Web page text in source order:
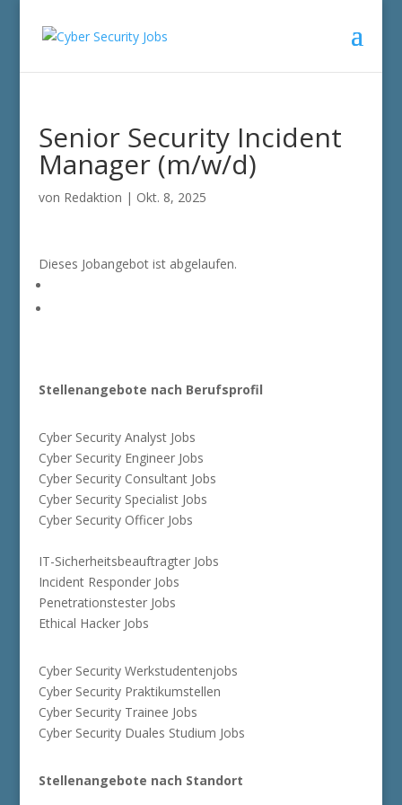
Senior Security Incident
Manager (m/w/d)
von Redaktion | Okt. 8, 2025
Dieses Jobangebot ist abgelaufen.
Stellenangebote nach Berufsprofil
Cyber Security Analyst Jobs
Cyber Security Engineer Jobs
Cyber Security Consultant Jobs
Cyber Security Specialist Jobs
Cyber Security Officer Jobs
IT-Sicherheitsbeauftragter Jobs
Incident Responder Jobs
Penetrationstester Jobs
Ethical Hacker Jobs
Cyber Security Werkstudentenjobs
Cyber Security Praktikumstellen
Cyber Security Trainee Jobs
Cyber Security Duales Studium Jobs
Stellenangebote nach Standort